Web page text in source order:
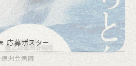
応募ポスター
洲会病院